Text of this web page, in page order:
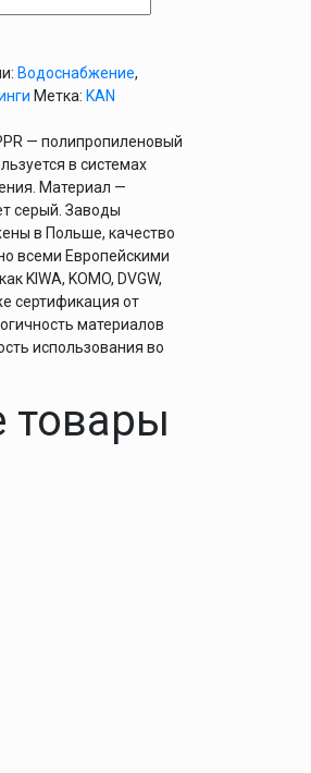
Водоснабжение,
Метка: KAN
— полипропиленовый
в системах
Материал —
серый. Заводы
в Польше, качество
всеми Европейскими
KIWA, KOMO, DVGW,
сертификация от
материалов
использования во
товары